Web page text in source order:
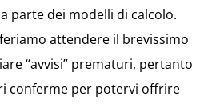
parte dei modelli di calcolo.
attendere il brevissimo
“avvisi” prematuri, pertanto
conferme per potervi offrire